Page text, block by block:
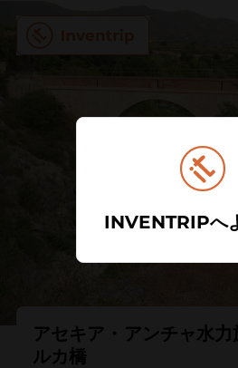
アセキア・アンチャ水
ルカ橋
INVENTRIPへ